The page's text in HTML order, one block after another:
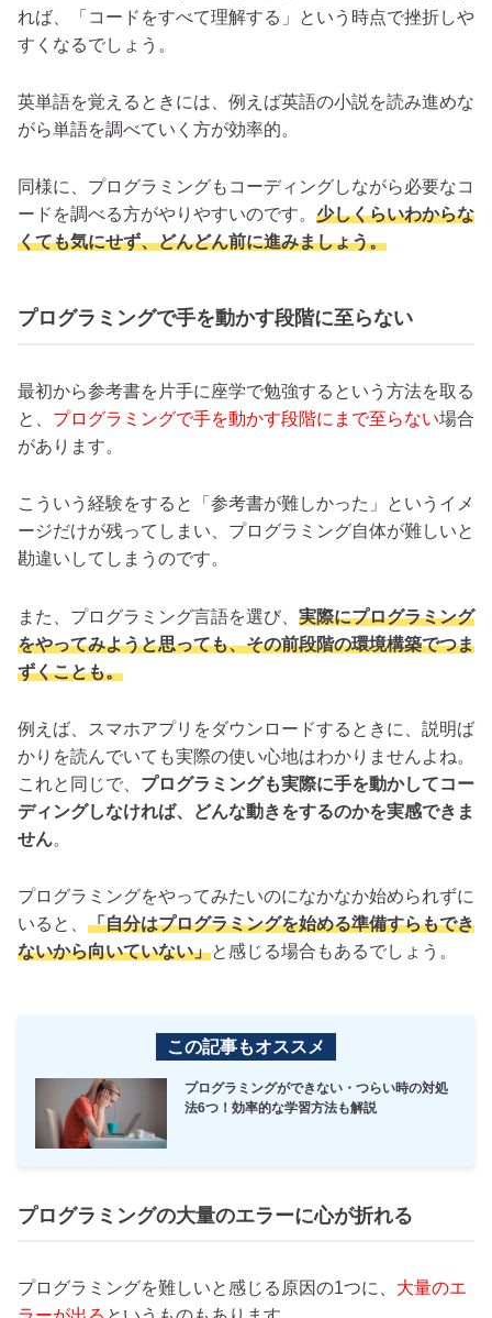
れば、「コードをすべて理解する」という時点で挫折しや
すくなるでしょう。
英単語を覚えるときには、例えば英語の小説を読み進めな
がら単語を調べていく方が効率的。
同様に、プログラミングもコーディングしながら必要なコ
ードを調べる方がやりやすいのです。 少しくらいわからな
くても気にせず、どんどん前に進みましょう。
プログラミングで手を動かす段階に至らない
最初から参考書を片手に座学で勉強するという方法を取る
と、 プログラミングで手を動かす段階にまで至らない場合
があります。
こういう経験をすると「参考書が難しかった」というイメ
ージだけが残ってしまい、プログラミング自体が難しいと
勘違いしてしまうのです。
また、プログラミング言語を選び、 実際にプログラミング
をやってみようと思っても、その前段階の環境構築でつま
ずくことも。
例えば、スマホアプリをダウンロードするときに、説明ば
かりを読んでいても実際の使い心地はわかりませんよね。
これと同じで、 プログラミングも実際に手を動かしてコー
ディングしなければ、どんな動きをするのかを実感できま
せん。
プログラミングをやってみたいのになかなか始められずに
いると、 「自分はプログラミングを始める準備すらもでき
ないから向いていない」と感じる場合もあるでしょう。
この記事もオススメ
プログラミングができない・つらい時の対処
法6つ！効率的な学習方法も解説
プログラミングの大量のエラーに心が折れる
プログラミングを難しいと感じる原因の1つに、 大量のエ